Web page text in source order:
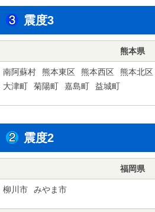
震度3
熊本県
南阿蘇村 熊本東区 熊本西区 熊本北区
大津町
菊陽町 嘉島町 益城町
震度2
福岡県
柳川市 みやま市